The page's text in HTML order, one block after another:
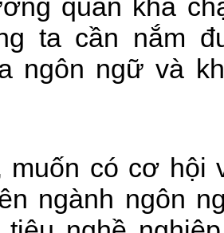
quan khá
ta cần nắm
ngôn ngữ và
muốn có cơ hội
ngành ngôn